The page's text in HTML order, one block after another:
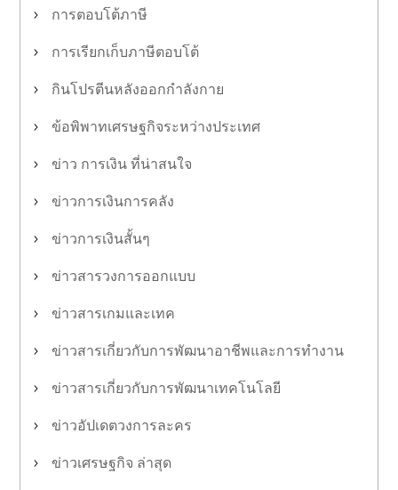
การตอบโต้ภาษี
การเรียกเก็บภาษีตอบโต้
กินโปรตีนหลังออกกำลังกาย
ข้อพิพาทเศรษฐกิจระหว่างประเทศ
ข่าว การเงิน ที่น่าสนใจ
ข่าวการเงินการคลัง
ข่าวการเงินสั้นๆ
ข่าวสารวงการออกแบบ
ข่าวสารเกมและเทค
ข่าวสารเกี่ยวกับการพัฒนาอาชีพและการทำงาน
ข่าวสารเกี่ยวกับการพัฒนาเทคโนโลยี
ข่าวอัปเดตวงการละคร
ข่าวเศรษฐกิจ ล่าสุด